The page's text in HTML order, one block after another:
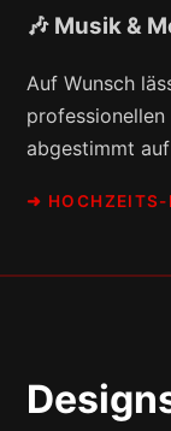
🎶 Musik &
Auf Wunsch
abgestimmt
➜ HOCHZEITS-